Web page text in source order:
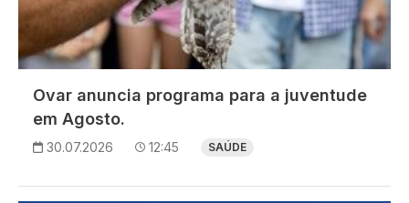
Ovar anuncia programa para a juventude
em Agosto.
30.07.2026 12:45 SAÚDE